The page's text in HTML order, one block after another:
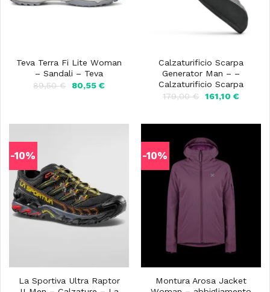
Teva Terra Fi Lite Woman
– Sandali – Teva
89,50€
Il
80,55 €Il
Calzaturificio Scarpa
Generator Man – –
Calzaturificio Scarpa
179,00€
Il
161,10 €Il
-10%
La Sportiva Ultra Raptor
-10%
Montura Arosa Jacket